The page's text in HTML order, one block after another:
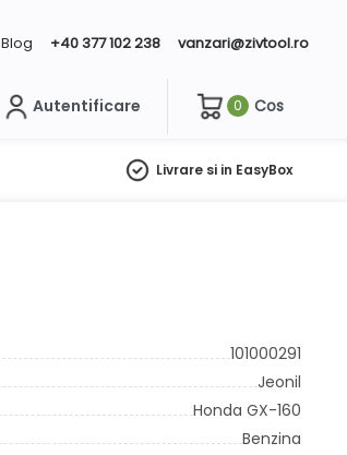
Blog +40 377 102 238 vanzari@zivtool.ro
Autentificare 0 Cos
Livrare si in EasyBox
101000291
Jeonil
Honda GX-160
Benzina